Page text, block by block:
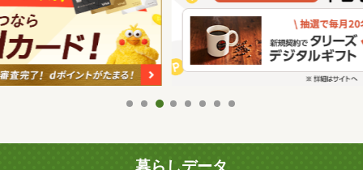
暮らしデータ